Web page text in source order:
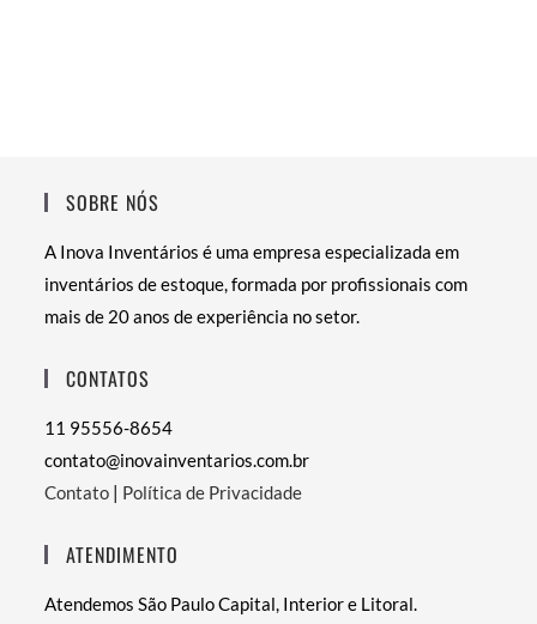
SOBRE NÓS
A Inova Inventários é uma empresa especializada em
inventários de estoque, formada por profissionais com
mais de 20 anos de experiência no setor.
CONTATOS
11 95556-8654
contato@inovainventarios.com.br
Contato | Política de Privacidade
ATENDIMENTO
Atendemos São Paulo Capital, Interior e Litoral.